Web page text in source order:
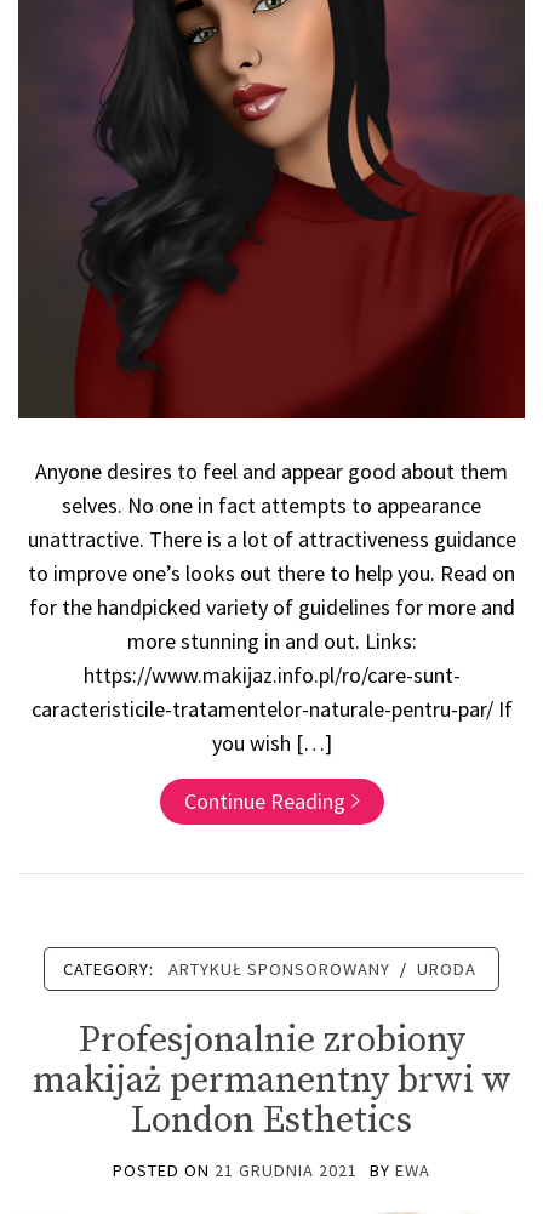
Anyone desires to feel and appear good about them
selves. No one in fact attempts to appearance
unattractive. There is a lot of attractiveness guidance
to improve one’s looks out there to help you. Read on
for the handpicked variety of guidelines for more and
more stunning in and out. Links:
https://www.makijaz.info.pl/ro/care-sunt-
caracteristicile-tratamentelor-naturale-pentru-par/ If
you wish […]
Continue Reading
CATEGORY: ARTYKUŁ SPONSOROWANY / URODA
Profesjonalnie zrobiony
makijaż permanentny brwi w
London Esthetics
POSTED ON 21 GRUDNIA 2021 BY EWA